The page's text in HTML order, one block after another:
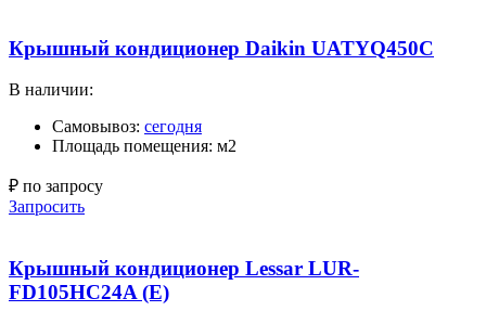
Крышный кондиционер Daikin UATYQ450C
В наличии:
Самовывоз: сегодня
Площадь помещения: м2
₽ по запросу
Запросить
Крышный кондиционер Lessar LUR-
FD105HC24A (E)